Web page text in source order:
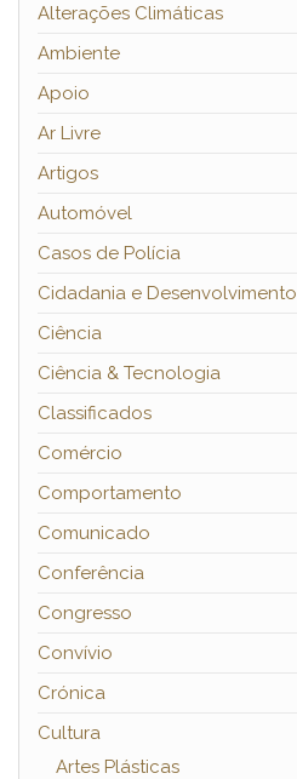
Alterações Climáticas
Ambiente
Apoio
Ar Livre
Artigos
Automóvel
Casos de Polícia
Cidadania e Desenvolvimento
Ciência
Ciência & Tecnologia
Classificados
Comércio
Comportamento
Comunicado
Conferência
Congresso
Convívio
Crónica
Cultura
Artes Plásticas